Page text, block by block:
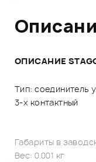
ОПИСАНИЕ
Тип: соединитель
3-х контактный
Габариты в
Вес: 0.001 кг